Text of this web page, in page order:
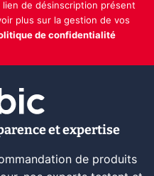
de désinscription présent
plus sur la gestion de vos
de confidentialité
et expertise
de produits